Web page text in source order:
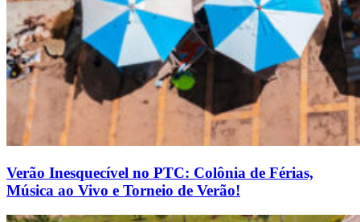
Verão Inesquecível no PTC: Colônia de Férias,
Música ao Vivo e Torneio de Verão!